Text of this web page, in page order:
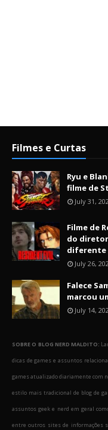
Filmes e Curtas
Ryu e
filme de
July 31,
Filme de
do
diferente
July 26,
Falece
marcou
July 14,
SOBRE O BLOG NERD MALDITO:
dicas de games e assuntos
games atualizado diariamente com
estilo mais tradicional de blog de
assuntos geek e nerd em geral
entre outros sites de informações